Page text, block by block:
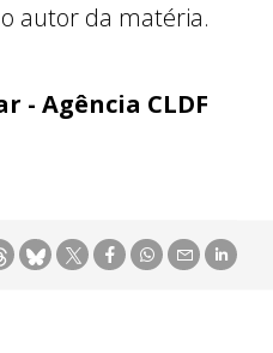
autor da matéria.
- Agência CLDF